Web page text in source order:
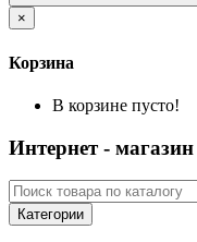
×
Корзина
В корзине пусто!
Интернет -
Категории